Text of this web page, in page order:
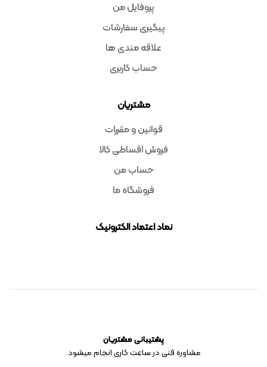
پروفایل من
پیگیری سفارشات
علاقه مندی ها
حساب کاربری
مشتریان
قوانین و مقررات
فروش اقساطی کالا
حساب من
فروشگاه ما
نماد اعتماد الکترونیک
پشتیبانی مشتریان
مشاوره فنی در ساعت کاری انجام میشود.